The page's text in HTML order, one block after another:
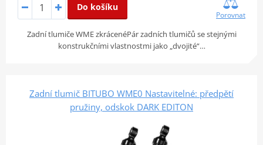
Do košíku
Porovnat
Zadní tlumiče WME zkrácenéPár zadních tlumičů se stejnými
konstrukčními vlastnostmi jako „dvojité“…
Zadní tlumič BITUBO WME0 Nastavitelné: předpětí
pružiny, odskok DARK EDITON